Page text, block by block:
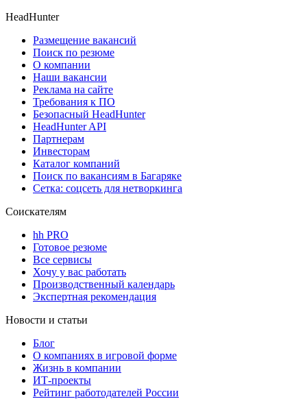
HeadHunter
Размещение вакансий
Поиск по резюме
О компании
Наши вакансии
Реклама на сайте
Требования к ПО
Безопасный HeadHunter
HeadHunter API
Партнерам
Инвесторам
Каталог компаний
Поиск по вакансиям в Багаряке
Сетка: соцсеть для нетворкинга
Соискателям
hh PRO
Готовое резюме
Все сервисы
Хочу у вас работать
Производственный календарь
Экспертная рекомендация
Новости и статьи
Блог
О компаниях в игровой форме
Жизнь в компании
ИТ-проекты
Рейтинг работодателей России